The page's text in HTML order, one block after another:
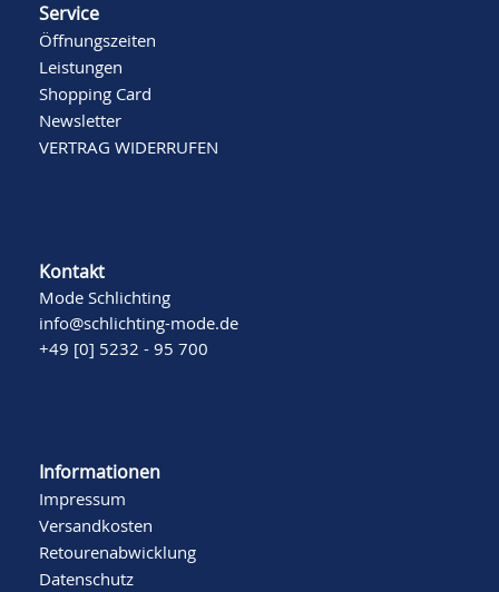
Service
Öffnungszeiten
Leistungen
Shopping Card
Newsletter
VERTRAG WIDERRUFEN
Kontakt
Mode Schlichting
info@schlichting-mode.de
+49 [0] 5232 - 95 700
Informationen
Impressum
Versandkosten
Retourenabwicklung
Datenschutz